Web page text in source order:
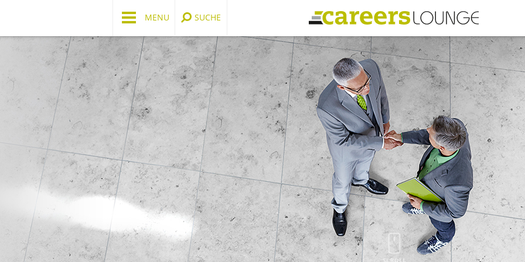
MENU
CAREERS LOUNGE KERNKOMPETENZEN
Personal Scouting
Traumjob finden? Personal Scouting
ist der neue Weg zur beruflichen
Erfüllung. Der Personal Scout
unterstützt Sie dabei, Ihren
Wunscharbeitgeber zu finden.
Einfach. Diskret. Effektiv.
JETZT LOUNGIST WERDEN
Wunscharbeitgeber
Positionieren Sie sich als
Wunscharbeitgeber. Ausgewählte
Unternehmen präsentieren sich in
exklusiven Interviews und
außergewöhnlichen
Unternehmensprofilen.
JETZT PARTNER WERDEN
CAREERS LOUNGEKARRIERE-KICK
Personal Coaching
Ihr persönlicher Coach für Ihre
berufliche Weiterentwicklung.
Wunscharbeitgeber-News
Wunscharbeitgeber. Employer
Branding, das wirkt.
E-Bibliothek
Das CAREERS LOUNGE Wissen –
kompakt für Sie zum Download
E-Videothek
Vorträge von Top-Speakern kostenlos
und in voller Länge
Veranstaltungen
Exklusive CAREERS LOUNGE
Veranstaltungen und Partnerevents
SUCHE
Angemeldet
Passwort
JETZT
Als LOUNGIST
Inhalten und zur
exklusiven
LOUNGE.